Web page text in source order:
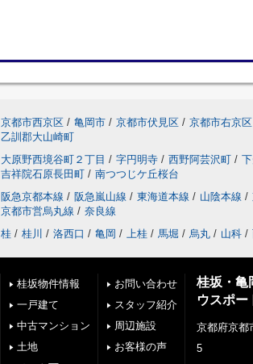
京都市西京区 / 亀岡市 / 京都市伏見区 / 京都市右京区
乙訓郡大山崎町
大原野西境谷町２丁目 / 字円明寺 / 西野阿芸沢町 /
吉祥院石原長田町 / 南つつじケ丘桜台
阪急京都本線 / 阪急嵐山線 / 東海道本線 / 山陰本線 /
京都市営烏丸線 / 奈良線
桂 / 桂川 / 洛西口 / 亀岡 / 上桂 / 馬堀 / 烏丸 / 山科 /
桂坂物件情報
一戸建て
中古マンション
土地
お問い合わせ
スタッフ紹介
周辺施設
お客様の声
桂坂・亀
ウスポー
京都府京都
5